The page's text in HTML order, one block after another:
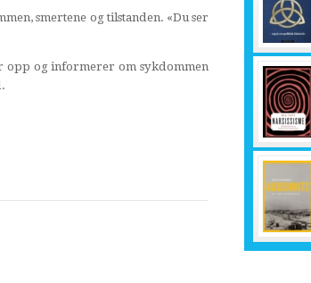
smertene og tilstanden. «Du ser
opp og informerer om sykdommen